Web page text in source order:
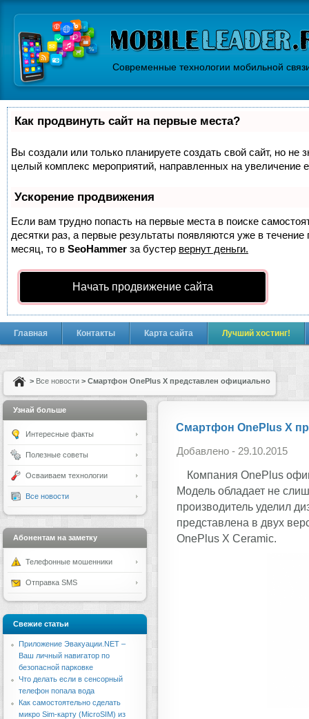
Современные технологии мобильной
Как продвинуть сайт на первые места?
Вы создали или только планируете создать свой сайт, но не
целый комплекс мероприятий, направленных на увеличение
Ускорение продвижения
Если вам трудно попасть на первые места в поиске
десятки раз, а первые результаты появляются уже в
месяц, то в SeoHammer за бустер вернут деньги.
Начать продвижение сайта
Главная Контакты Карта сайта Лучший хостинг!
> Все новости > Смартфон OnePlus X представлен официально
Смартфон OnePlus X
Добавлено - 29.10.2015
Компания OnePlus
Модель обладает не
производитель уделил
представлена в двух
OnePlus X Ceramic.
Узнай больше
Интересные факты
Полезные советы
Осваиваем технологии
Все новости
Абонентам на заметку
Телефонные мошенники
Отправка SMS
Свежие статьи
Приложение Эвакуации.NET –
Ваш личный навигатор по
безопасной парковке
Что делать если в сенсорный
телефон попала вода
Как самостоятельно сделать
микро Sim-карту (MicroSIM) из